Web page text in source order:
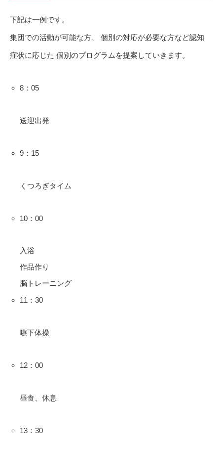
下記は一例です。
集団での活動が可能な方、 個別の対応が必要な方など認知
症状に応じた 個別のプログラムを提案していきます。
8：05
送迎出発
9：15
くつろぎタイム
10：00
入浴
作品作り
脳トレーニング
11：30
嚥下体操
12：00
昼食、休息
13：30